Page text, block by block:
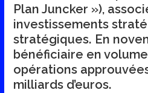
Plan Juncker »),
investissements
stratégiques. En
bénéficiaire en
opérations
milliards d’euros.